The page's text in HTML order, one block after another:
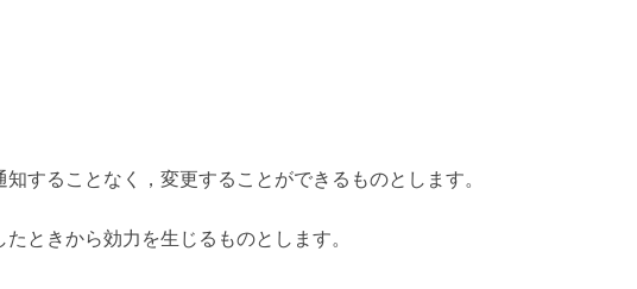
することなく，変更することができるものとします。
ときから効力を生じるものとします。